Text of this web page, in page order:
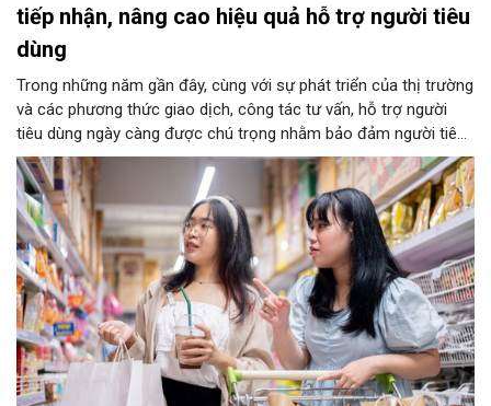
tiếp nhận, nâng cao hiệu quả hỗ trợ người tiêu
dùng
Trong những năm gần đây, cùng với sự phát triển của thị trường
và các phương thức giao dịch, công tác tư vấn, hỗ trợ người
tiêu dùng ngày càng được chú trọng nhằm bảo đảm người tiêu
dùng được tiếp cận thông tin, được hướng dẫn thực hiện quyền
và được hỗ trợ kịp thời khi phát sinh vướng mắc trong quá trình
tiêu dùng hàng hóa, dịch vụ.